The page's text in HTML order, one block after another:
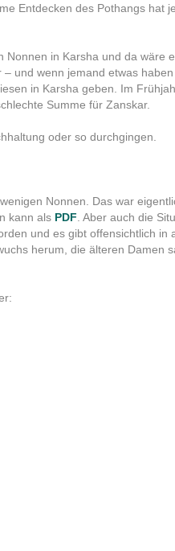
Entdecken des Pothangs hat
in Karsha und da wäre
und wenn jemand etwas
in Karsha geben. Im
Summe für Zanskar.
oder so durchgingen.
Nonnen. Das war
kann als PDF. Aber auch die
und es gibt offensichtlich in
herum, die älteren Damen